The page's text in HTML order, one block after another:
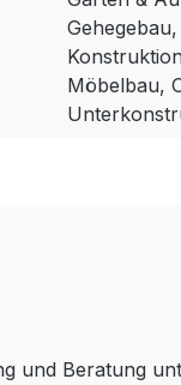
Möbelbau,
und Beratung